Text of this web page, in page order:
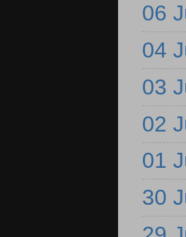
06
04
03
02
01
30